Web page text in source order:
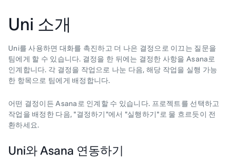
Uni 소개
Uni를 사용하면 대화를 촉진하고 더 나은 결정으로 이끄는 질문을
팀에게 할 수 있습니다. 결정을 한 뒤에는 결정한 사항을 Asana로
인계합니다. 각 결정을 작업으로 나눈 다음, 해당 작업을 실행 가능
한 항목으로 팀에게 배정합니다.
어떤 결정이든 Asana로 인계할 수 있습니다. 프로젝트를 선택하고
작업을 배정한 다음, "결정하기"에서 "실행하기"로 물 흐르듯이 전
환하세요.
Uni와 Asana 연동하기